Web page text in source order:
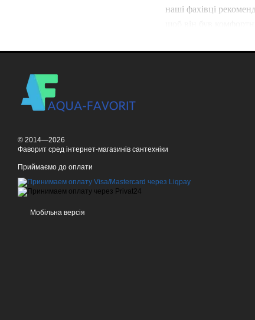
наші фахівці
з високоякісних
Окрім
© 2014—2026
Фаворит сред інтернет-магазинів сантехніки
Приймаємо до оплати
Мобільна версія